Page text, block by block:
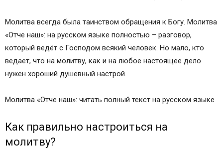
Молитва всегда была таинством обращения к Богу. Молитва
«Отче наш»: на русском языке полностью – разговор,
который ведёт с Господом всякий человек. Но мало, кто
ведает, что на молитву, как и на любое настоящее дело
нужен хороший душевный настрой.
Молитва «Отче наш»: читать полный текст на русском языке
Как правильно настроиться на
молитву?